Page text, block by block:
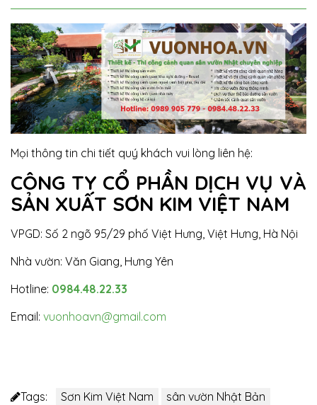
Mọi thông tin chi tiết quý khách vui lòng liên hệ:
CÔNG TY CỔ PHẦN DỊCH VỤ VÀ
SẢN XUẤT SƠN KIM VIỆT NAM
VPGD: Số 2 ngõ 95/29 phố Việt Hưng, Việt Hưng, Hà Nội
Nhà vườn: Văn Giang, Hưng Yên
Hotline: 0984.48.22.33
Email: vuonhoavn@gmail.com
Tags: Sơn Kim Việt Nam
sân vườn Nhật Bản